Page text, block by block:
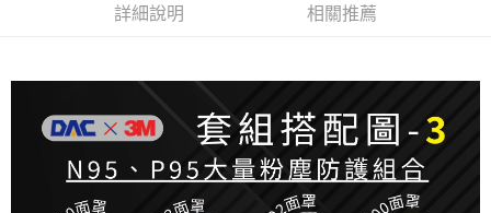
每筆NT$60
付款後7-11取貨
每筆NT$60
詳細說明 相關推薦